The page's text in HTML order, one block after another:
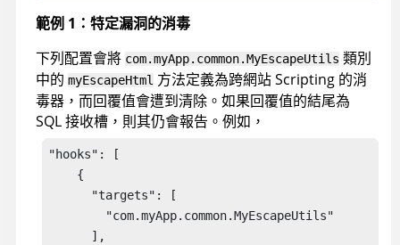
範例 1：特定漏洞的消毒
下列配置會將 com.myApp.common.MyEscapeUtils 類別
中的 myEscapeHtml 方法定義為跨網站 Scripting 的消
毒器，而回覆值會遭到清除。如果回覆值的結尾為
SQL 接收槽，則其仍會報告。例如，
"hooks": [
    {
      "targets": [
        "com.myApp.common.MyEscapeUtils"
      ],